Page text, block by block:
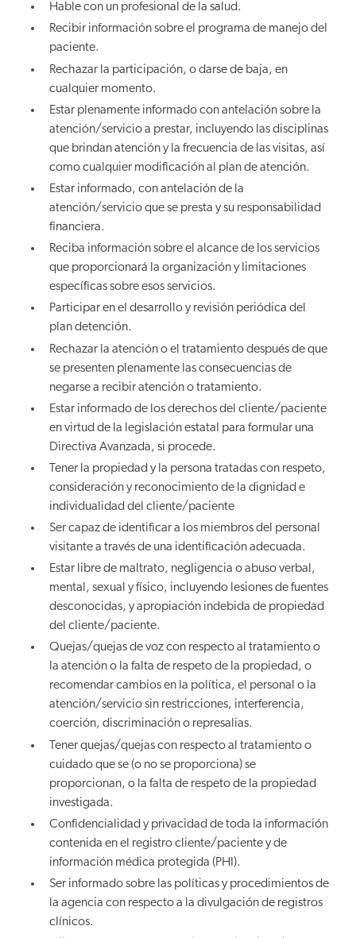
Hable con un profesional de la salud.
Recibir información sobre el programa de manejo del
paciente.
Rechazar la participación, o darse de baja, en
cualquier momento.
Estar plenamente informado con antelación sobre la
atención/servicio a prestar, incluyendo las disciplinas
que brindan atención y la frecuencia de las visitas, así
como cualquier modificación al plan de atención.
Estar informado, con antelación de la
atención/servicio que se presta y su responsabilidad
financiera.
Reciba información sobre el alcance de los servicios
que proporcionará la organización y limitaciones
específicas sobre esos servicios.
Participar en el desarrollo y revisión periódica del
plan detención.
Rechazar la atención o el tratamiento después de que
se presenten plenamente las consecuencias de
negarse a recibir atención o tratamiento.
Estar informado de los derechos del cliente/paciente
en virtud de la legislación estatal para formular una
Directiva Avanzada, si procede.
Tener la propiedad y la persona tratadas con respeto,
consideración y reconocimiento de la dignidad e
individualidad del cliente/paciente
Ser capaz de identificar a los miembros del personal
visitante a través de una identificación adecuada.
Estar libre de maltrato, negligencia o abuso verbal,
mental, sexual y físico, incluyendo lesiones de fuentes
desconocidas, y apropiación indebida de propiedad
del cliente/paciente.
Quejas/quejas de voz con respecto al tratamiento o
la atención o la falta de respeto de la propiedad, o
recomendar cambios en la política, el personal o la
atención/servicio sin restricciones, interferencia,
coerción, discriminación o represalias.
Tener quejas/quejas con respecto al tratamiento o
cuidado que se (o no se proporciona) se
proporcionan, o la falta de respeto de la propiedad
investigada.
Confidencialidad y privacidad de toda la información
contenida en el registro cliente/paciente y de
información médica protegida (PHI).
Ser informado sobre las políticas y procedimientos de
la agencia con respecto a la divulgación de registros
clínicos.